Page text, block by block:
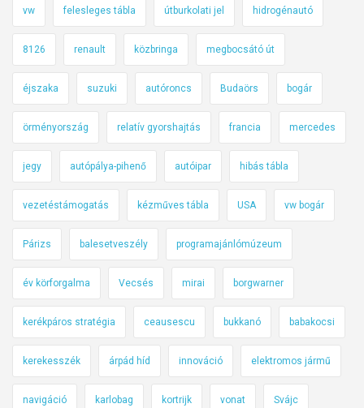
vw felesleges tábla útburkolati jel hidrogénautó
8126 renault közbringa megbocsátó út
éjszaka suzuki autóroncs Budaörs bogár
örményország relatív gyorshajtás francia mercedes
jegy autópálya-pihenő autóipar hibás tábla
vezetéstámogatás kézműves tábla USA vw bogár
Párizs balesetveszély programajánlómúzeum
év körforgalma Vecsés mirai borgwarner
kerékpáros stratégia ceausescu bukkanó babakocsi
kerekesszék árpád híd innováció elektromos jármű
navigáció karlobag kortrijk vonat Svájc